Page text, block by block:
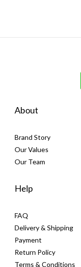
About
Brand Story
Our Values
Our Team
Help
FAQ
Delivery & Shipping
Payment
Return Policy
Terms & Conditions